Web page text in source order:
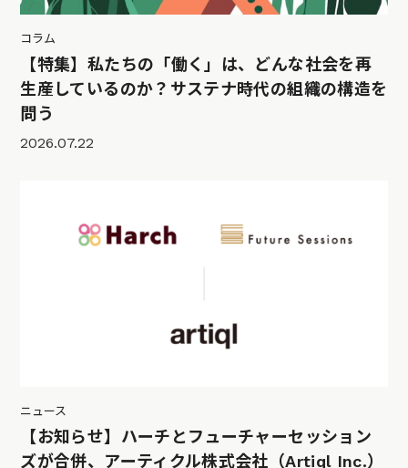
コラム
【特集】私たちの「働く」は、どんな社会を再
生産しているのか？サステナ時代の組織の構造を
問う
2026.07.22
ニュース
【お知らせ】ハーチとフューチャーセッション
ズが合併、アーティクル株式会社（Artiql Inc.）